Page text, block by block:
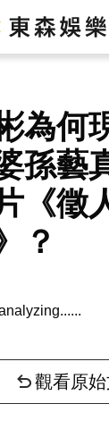
為何
孫藝
《徵
？
觀看原